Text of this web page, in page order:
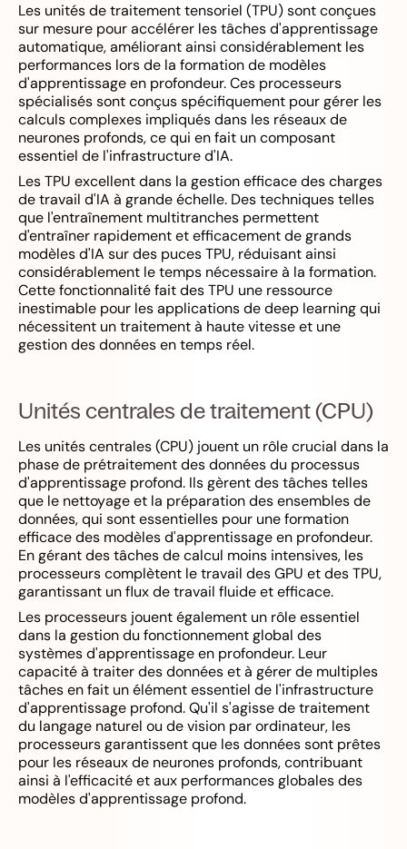
Les unités de traitement tensoriel (TPU) sont conçues
sur mesure pour accélérer les tâches d'apprentissage
automatique, améliorant ainsi considérablement les
performances lors de la formation de modèles
d'apprentissage en profondeur. Ces processeurs
spécialisés sont conçus spécifiquement pour gérer les
calculs complexes impliqués dans les réseaux de
neurones profonds, ce qui en fait un composant
essentiel de l'infrastructure d'IA.
Les TPU excellent dans la gestion efficace des charges
de travail d'IA à grande échelle. Des techniques telles
que l'entraînement multitranches permettent
d'entraîner rapidement et efficacement de grands
modèles d'IA sur des puces TPU, réduisant ainsi
considérablement le temps nécessaire à la formation.
Cette fonctionnalité fait des TPU une ressource
inestimable pour les applications de deep learning qui
nécessitent un traitement à haute vitesse et une
gestion des données en temps réel.
Unités centrales de traitement (CPU)
Les unités centrales (CPU) jouent un rôle crucial dans la
phase de prétraitement des données du processus
d'apprentissage profond. Ils gèrent des tâches telles
que le nettoyage et la préparation des ensembles de
données, qui sont essentielles pour une formation
efficace des modèles d'apprentissage en profondeur.
En gérant des tâches de calcul moins intensives, les
processeurs complètent le travail des GPU et des TPU,
garantissant un flux de travail fluide et efficace.
Les processeurs jouent également un rôle essentiel
dans la gestion du fonctionnement global des
systèmes d'apprentissage en profondeur. Leur
capacité à traiter des données et à gérer de multiples
tâches en fait un élément essentiel de l'infrastructure
d'apprentissage profond. Qu'il s'agisse de traitement
du langage naturel ou de vision par ordinateur, les
processeurs garantissent que les données sont prêtes
pour les réseaux de neurones profonds, contribuant
ainsi à l'efficacité et aux performances globales des
modèles d'apprentissage profond.